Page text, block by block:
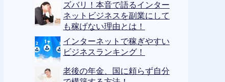
ズバリ！本音で語るインター
ネットビジネスを副業にして
も稼げない理由とは！
インターネットで稼ぎやすい
ビジネスランキング！
老後の年金、国に頼らず自分